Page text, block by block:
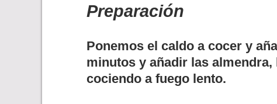
Preparación
Ponemos el caldo a cocer y
minutos y añadir las
cociendo a fuego lento.